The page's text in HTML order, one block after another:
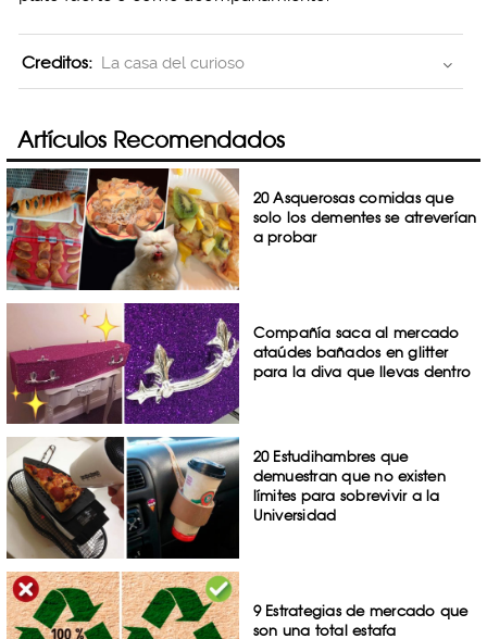
Creditos: La casa del curioso
Artículos Recomendados
20 Asquerosas comidas que
solo los dementes se atreverían
a probar
Compañía saca al mercado
ataúdes bañados en glitter
para la diva que llevas dentro
20 Estudihambres que
demuestran que no existen
límites para sobrevivir a la
Universidad
9 Estrategias de mercado que
son una total estafa